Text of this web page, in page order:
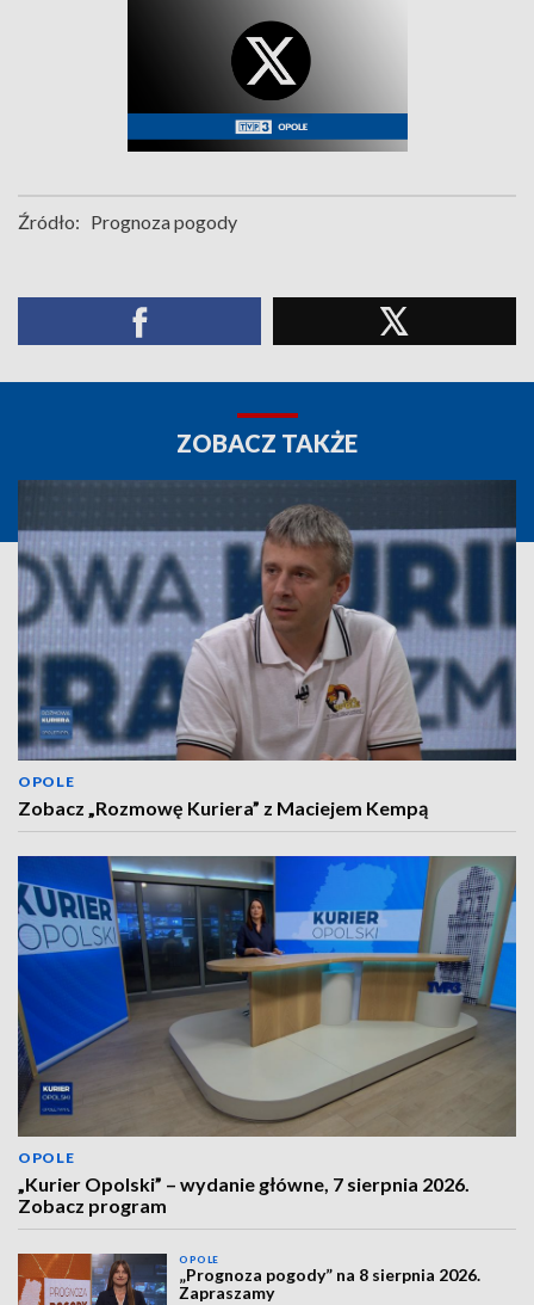
Źródło: Prognoza pogody
ZOBACZ TAKŻE
OPOLE
Zobacz „Rozmowę Kuriera” z Maciejem Kempą
OPOLE
„Kurier Opolski” – wydanie główne, 7 sierpnia 2026.
Zobacz program
OPOLE
„Prognoza pogody” na 8 sierpnia 2026.
Zapraszamy